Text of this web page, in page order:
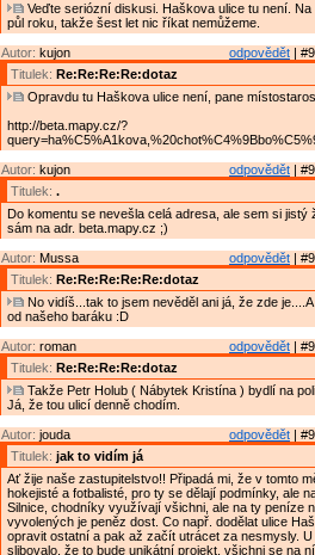
Veďte seriózní diskusi. Haškova ulice tu není. Na
půl roku, takže šest let nic říkat nemůžeme.
odpovědět |
Autor: kujon
Titulek: Re:Re:Re:Re:dotaz
Opravdu tu Haškova ulice není, pane
http://beta.mapy.cz/?
odpovědět |
Autor: kujon
Titulek: .
Do komentu se nevešla celá adresa, ale sem si jistý
sám na adr. beta.mapy.cz ;)
odpovědět |
Autor: Mussa
Titulek: Re:Re:Re:Re:Re:dotaz
No vidíš...tak to jsem nevěděl ani já, že zde
od našeho baráku :D
odpovědět |
Autor: roman
Titulek: Re:Re:Re:Re:dotaz
Takže Petr Holub ( Nábytek Kristína ) bydlí na
Já, že tou ulicí denně chodím.
odpovědět |
Autor: jouda
Titulek: jak to vidím já
Ať žije naše zastupitelstvo!! Připadá mi, že v tomto
hokejisté a fotbalisté, pro ty se dělají podmínky, ale
Silnice, chodníky využívají všichni, ale na ty peníze
vyvolených je peněz dost. Co např. dodělat ulice
opravit ostatní a pak až začít utrácet za nesmysly.
slibovalo, že to bude unikátní projekt, všichni se na